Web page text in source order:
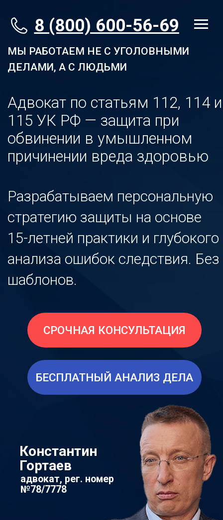
Адвокат по статьям 112, 114 и
обвинении в умышленном
причинении вреда здоровью
Разрабатываем персональную
стратегию защиты на основе
шаблонов.
МЫ РАБОТАЕМ НЕ С УГОЛОВНЫМИ
ДЕЛАМИ, А С ЛЮДЬМИ
СРОЧНАЯ КОНСУЛЬТАЦИЯ
8 (800) 600-56-69
Константин
Гортаев
адвокат, рег. номер
№78/7778